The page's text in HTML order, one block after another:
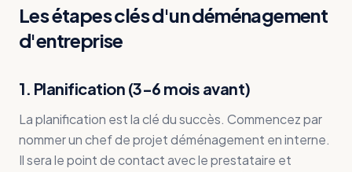
Les étapes clés d'un déménagement
d'entreprise
1. Planification (3-6 mois avant)
La planification est la clé du succès. Commencez par
nommer un chef de projet déménagement en interne.
Il sera le point de contact avec le prestataire et